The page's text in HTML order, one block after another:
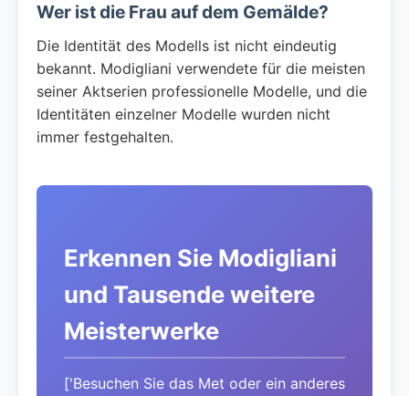
Wer ist die Frau auf dem Gemälde?
Die Identität des Modells ist nicht eindeutig
bekannt. Modigliani verwendete für die meisten
seiner Aktserien professionelle Modelle, und die
Identitäten einzelner Modelle wurden nicht
immer festgehalten.
Erkennen Sie Modigliani
und Tausende weitere
Meisterwerke
['Besuchen Sie das Met oder ein anderes